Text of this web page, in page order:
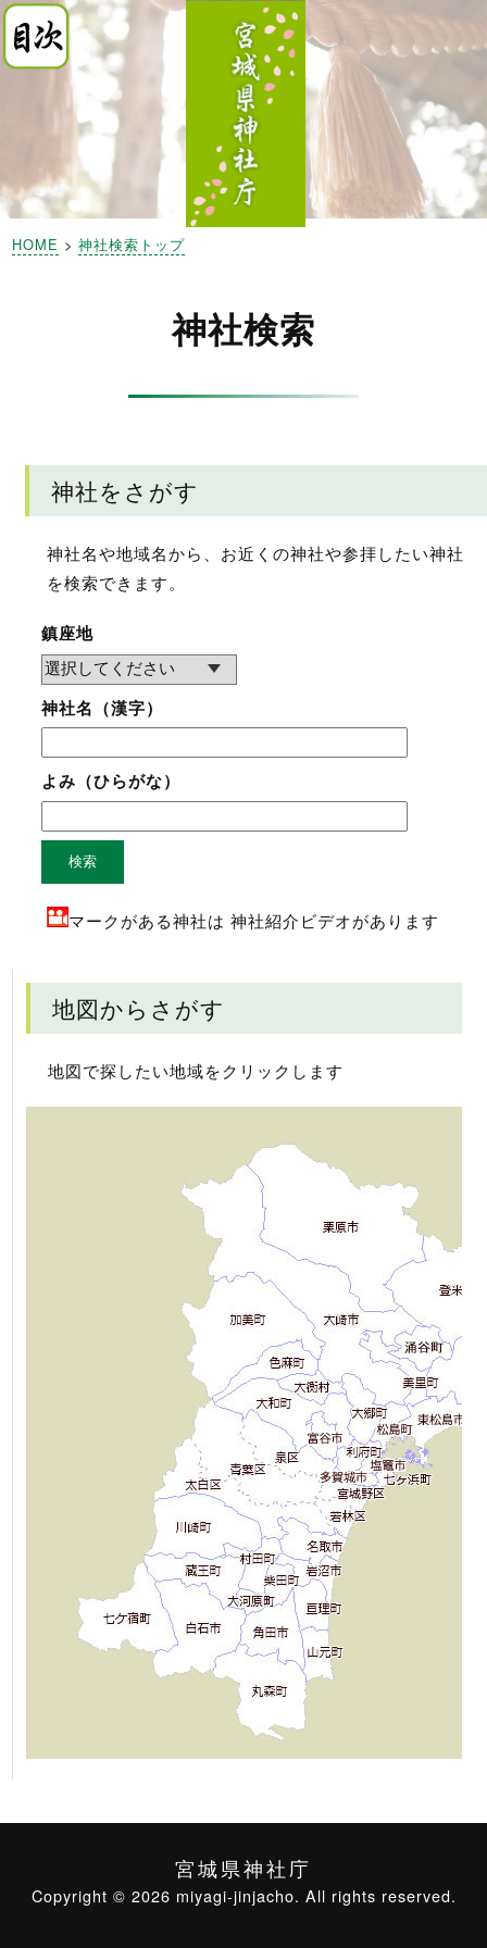
HOME >神社検索トップ
神社検索
神社をさがす
神社名や地域名から、お近くの神社や参拝したい神社
を検索できます。
鎮座地
神社名（漢字）
よみ（ひらがな）
検索
マークがある神社は 神社紹介ビデオがあります
地図からさがす
地図で探したい地域をクリックします
宮城県神社庁
Copyright © 2026 miyagi-jinjacho. All rights reserved.